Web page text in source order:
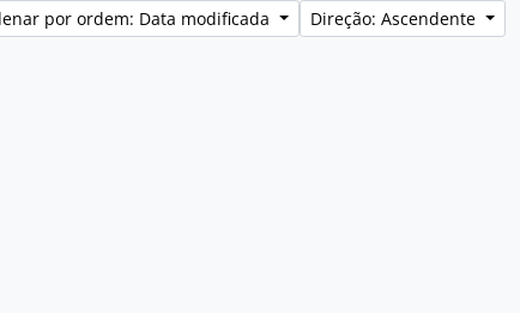
por ordem: Data modificada Direção: Ascendente